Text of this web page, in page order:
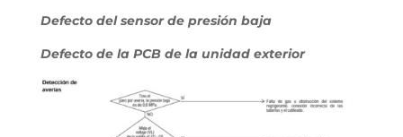
Defecto del sensor de presión baja
Defecto de la PCB de la unidad exterior